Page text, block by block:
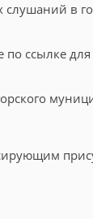
в
по ссылке